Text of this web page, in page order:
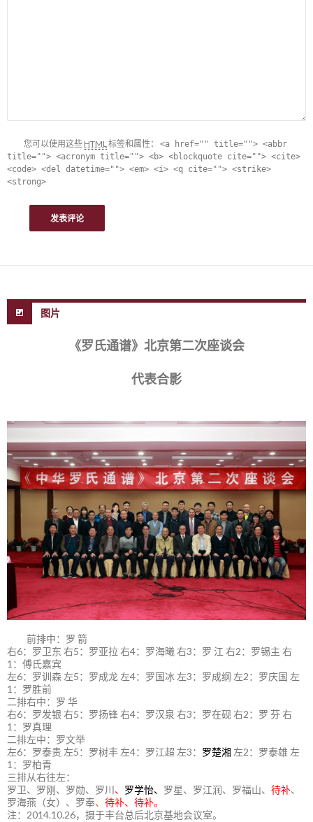
您可以使用这些 HTML标签和属性： <a href="" title=""> <abbr
title=""> <acronym title=""> <b> <blockquote cite=""> <cite>
<code> <del datetime=""> <em> <i> <q cite=""> <strike>
<strong>
图片
《罗氏通谱》北京第二次座谈会
代表合影
前排中：罗 箭
右6：罗卫东 右5：罗亚拉 右4：罗海曦 右3：罗 江 右2：罗锡主 右
1：傅氏嘉宾
左6：罗训森 左5：罗成龙 左4：罗国冰 左3：罗成纲 左2：罗庆国 左
1：罗胜前
二排右中：罗 华
右6：罗发银 右5：罗扬锋 右4：罗汉泉 右3：罗在砚 右2：罗 芬 右
1：罗真理
二排左中：罗文举
左6：罗泰贵 左5：罗树丰 左4：罗江超 左3： 罗楚湘 左2：罗泰雄 左
1：罗柏青
三排从右往左：
罗卫、罗刚、罗勋、罗川 、 罗学怡、 罗星、罗江润、罗福山、 待补、
罗海燕（女）、罗奉、 待补、待补。
注：2014.10.26，摄于丰台总后北京基地会议室。